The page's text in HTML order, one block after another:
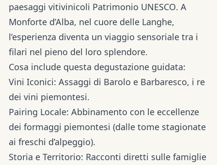
paesaggi vitivinicoli Patrimonio UNESCO. A
Monforte d’Alba, nel cuore delle Langhe,
l’esperienza diventa un viaggio sensoriale tra i
filari nel pieno del loro splendore.
Cosa include questa degustazione guidata:
Vini Iconici: Assaggi di Barolo e Barbaresco, i re
dei vini piemontesi.
Pairing Locale: Abbinamento con le eccellenze
dei formaggi piemontesi (dalle tome stagionate
ai freschi d’alpeggio).
Storia e Territorio: Racconti diretti sulle famiglie